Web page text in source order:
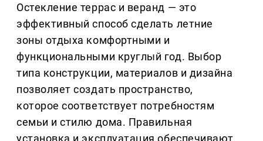
Остекление террас и веранд — это
эффективный способ сделать летние
зоны отдыха комфортными и
функциональными круглый год. Выбор
типа конструкции, материалов и дизайна
позволяет создать пространство,
которое соответствует потребностям
семьи и стилю дома. Правильная
установка и эксплуатация обеспечивают